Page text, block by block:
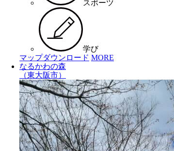
スポーツ
学び
マップダウンロード MORE
なるかわの森
（東大阪市）